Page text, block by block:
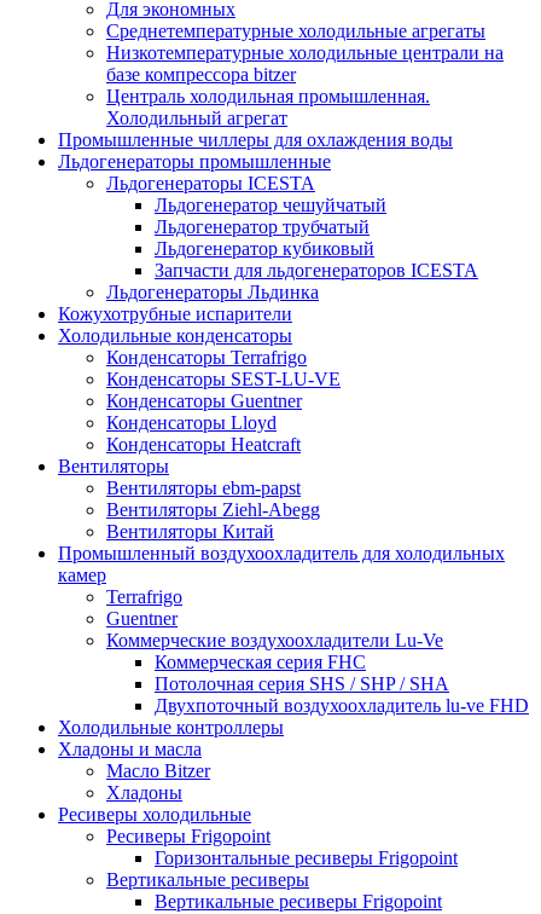
Для экономных
Среднетемпературные холодильные агрегаты
Низкотемпературные холодильные централи на
базе компрессора bitzer
Централь холодильная промышленная.
Холодильный агрегат
Промышленные чиллеры для охлаждения воды
Льдогенераторы промышленные
Льдогенераторы ICESTA
Льдогенератор чешуйчатый
Льдогенератор трубчатый
Льдогенератор кубиковый
Запчасти для льдогенераторов ICESTA
Льдогенераторы Льдинка
Кожухотрубные испарители
Холодильные конденсаторы
Конденсаторы Terrafrigo
Конденсаторы SEST-LU-VE
Конденсаторы Guentner
Конденсаторы Lloyd
Конденсаторы Heatcraft
Вентиляторы
Вентиляторы ebm-papst
Вентиляторы Ziehl-Abegg
Вентиляторы Китай
Промышленный воздухоохладитель для холодильных
камер
Terrafrigo
Guentner
Коммерческие воздухоохладители Lu-Ve
Коммерческая серия FHC
Потолочная серия SHS / SHP / SHA
Двухпоточный воздухоохладитель lu-ve FHD
Холодильные контроллеры
Хладоны и масла
Масло Bitzer
Хладоны
Ресиверы холодильные
Ресиверы Frigopoint
Горизонтальные ресиверы Frigopoint
Вертикальные ресиверы
Вертикальные ресиверы Frigopoint